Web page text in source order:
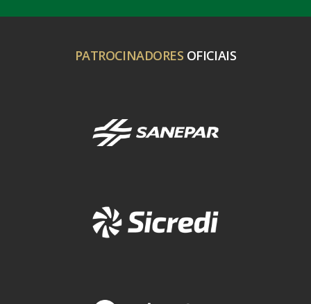
PATROCINADORES OFICIAIS